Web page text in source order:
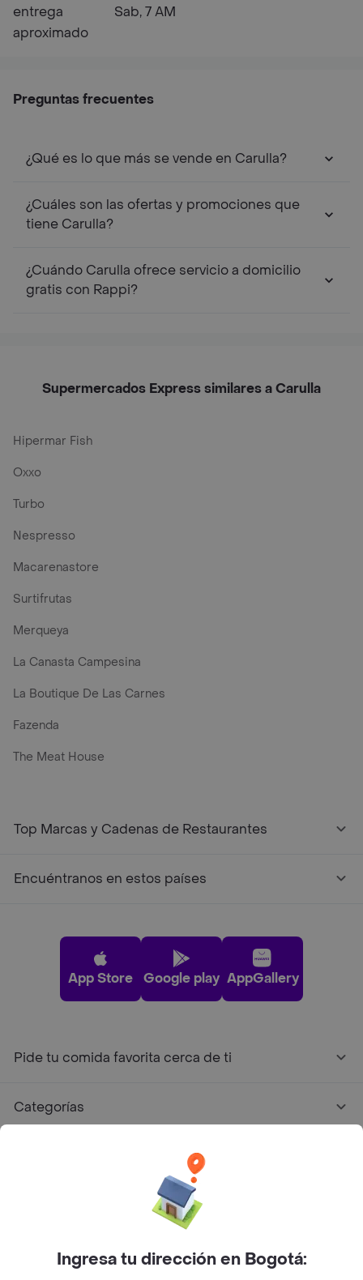
entrega
aproximado
Sab, 7 AM
Preguntas frecuentes
¿Qué es lo que más se vende en Carulla?
¿Cuáles son las ofertas y promociones que
tiene Carulla?
¿Cuándo Carulla ofrece servicio a domicilio
gratis con Rappi?
Supermercados Express similares a Carulla
Hipermar Fish
Oxxo
Turbo
Nespresso
Macarenastore
Surtifrutas
Merqueya
La Canasta Campesina
La Boutique De Las Carnes
Fazenda
The Meat House
Top Marcas y Cadenas de Restaurantes
Encuéntranos en estos países
App Store Google play AppGallery
Pide tu comida favorita cerca de ti
Categorías
Facebook
Twitter
Instagram
Ingresa tu dirección en Bogotá: